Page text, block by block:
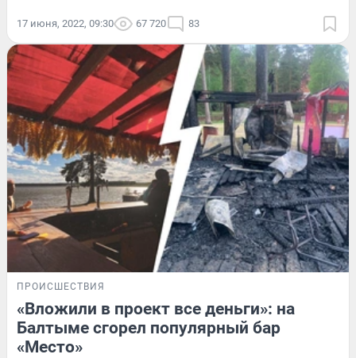
17 июня, 2022, 09:30 67 720 83
ПРОИСШЕСТВИЯ
«Вложили в проект все деньги»: на
Балтыме сгорел популярный бар
«Место»